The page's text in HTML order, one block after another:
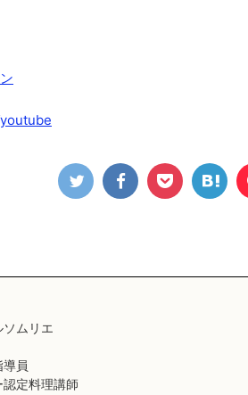
ムリエ
員
定料理講師